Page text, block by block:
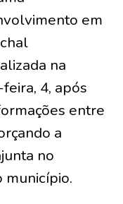
em
na
4, após
entre
a
no
município.